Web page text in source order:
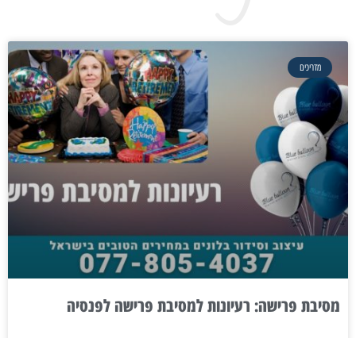
מדריכים
מסיבת פרישה: רעיונות למסיבת פרישה לפנסיה